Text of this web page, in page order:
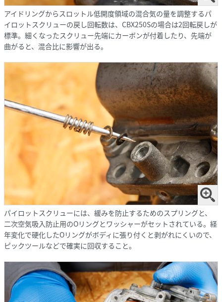
アイドリングからスロットル低開度領域の混合気の量を調整するパ
イロットスクリューの戻し回転数は、CBX250Sの場合は2回転戻しが
標準。細くなったスクリュー先端にカーボンが付着したり、先端が
曲がると、混合比に影響が出る。
パイロットスクリューには、緩みを防止するためのスプリングと、
二次空気吸入防止用のOリングとワッシャーがセットされている。経
年変化で硬化したOリングがボディに張り付くと剥がれにくいので、
ピックツールなどで確実に回収すること。